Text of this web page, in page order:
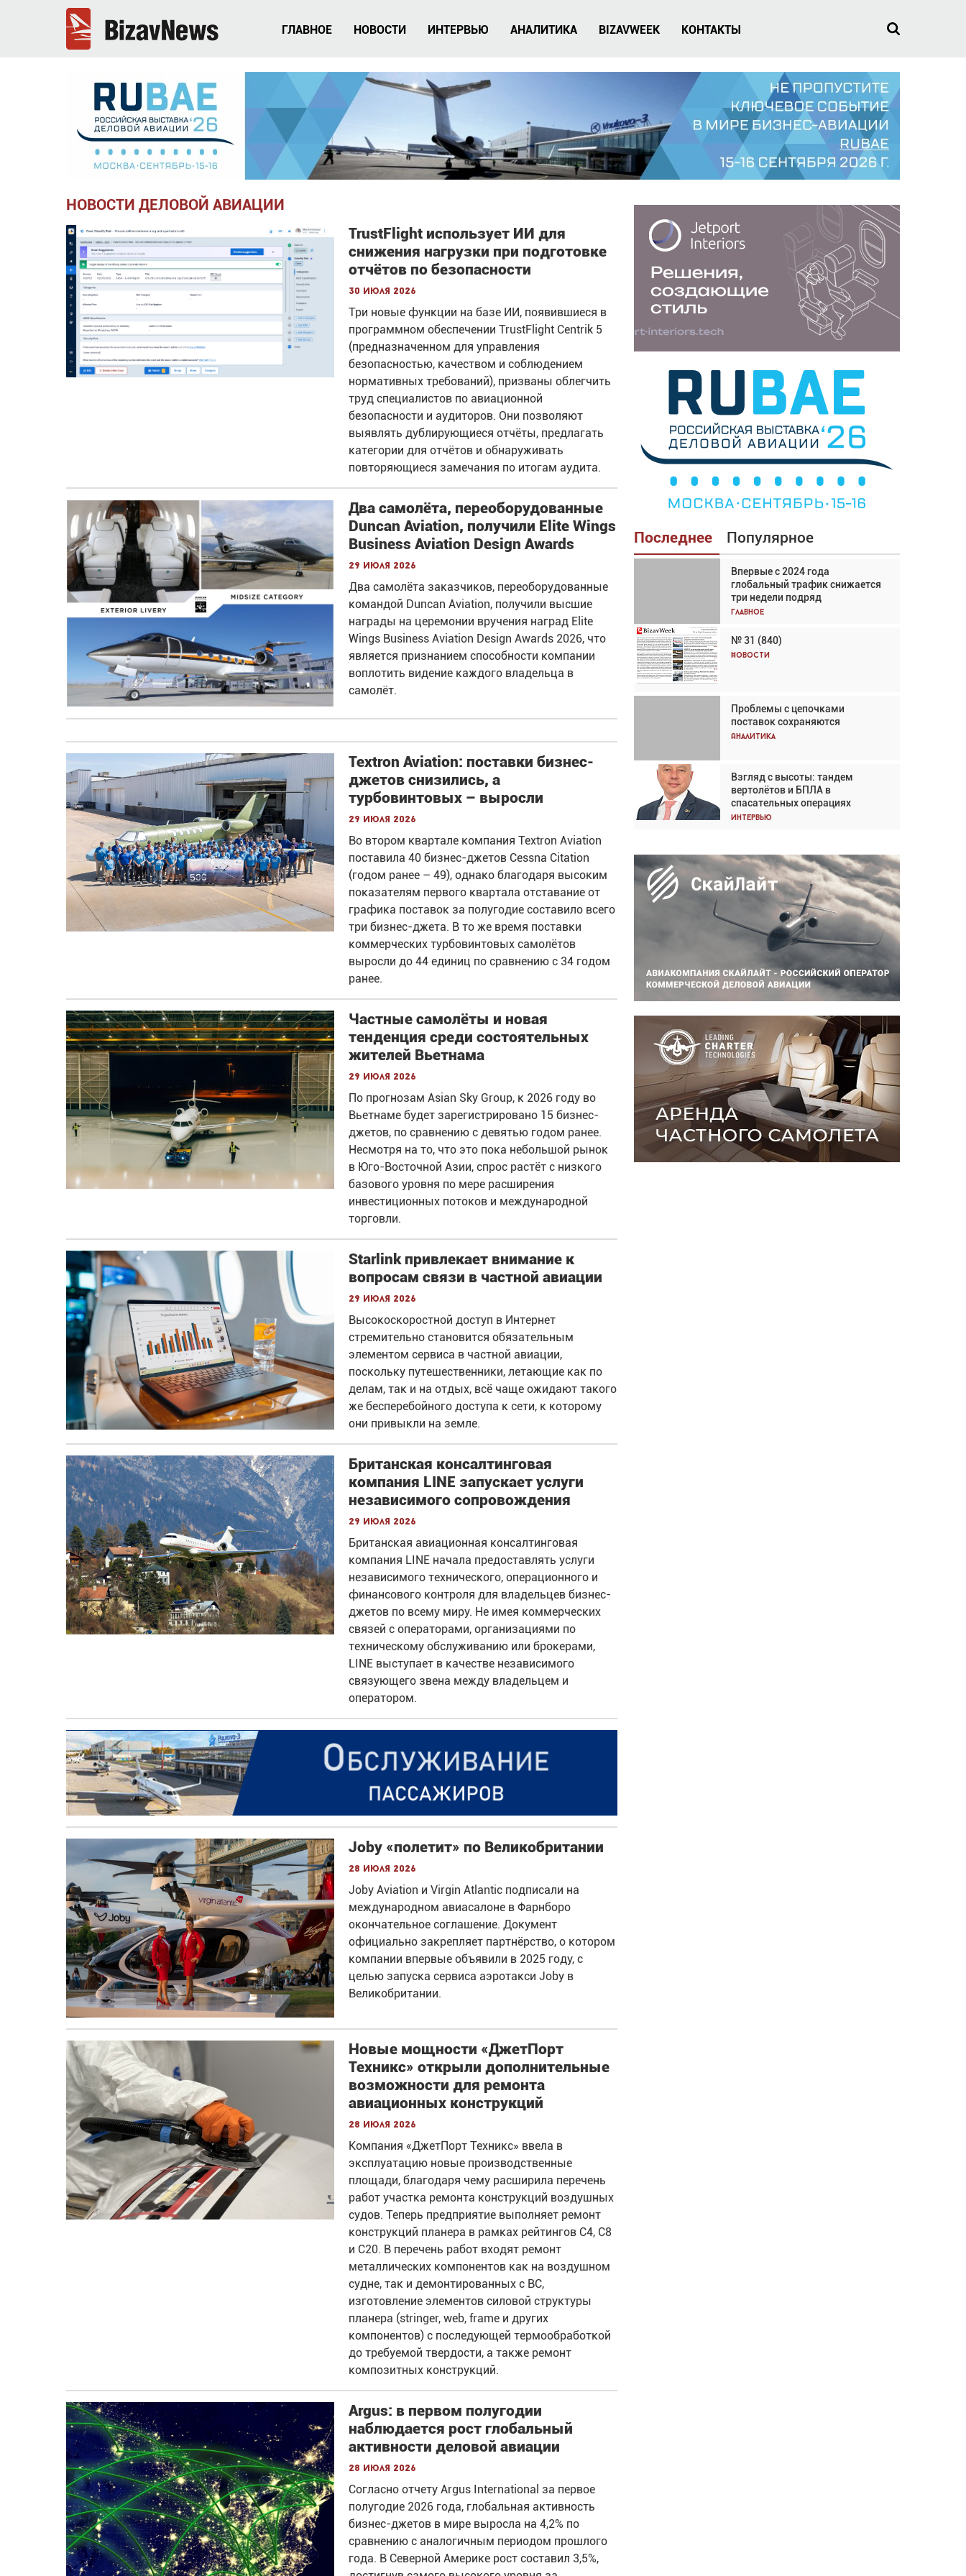
ГЛАВНОЕ НОВОСТИ ИНТЕРВЬЮ АНАЛИТИКА BIZAVWEEK КОНТАКТЫ
НОВОСТИ ДЕЛОВОЙ АВИАЦИИ
TrustFlight использует ИИ для
снижения нагрузки при подготовке
отчётов по безопасности
30 июля 2026
Три новые функции на базе ИИ, появившиеся в
программном обеспечении TrustFlight Centrik 5
(предназначенном для управления
безопасностью, качеством и соблюдением
нормативных требований), призваны облегчить
труд специалистов по авиационной
безопасности и аудиторов. Они позволяют
выявлять дублирующиеся отчёты, предлагать
категории для отчётов и обнаруживать
повторяющиеся замечания по итогам аудита.
Два самолёта, переоборудованные
Duncan Aviation, получили Elite Wings
Business Aviation Design Awards
29 июля 2026
Два самолёта заказчиков, переоборудованные
командой Duncan Aviation, получили высшие
награды на церемонии вручения наград Elite
Wings Business Aviation Design Awards 2026, что
является признанием способности компании
воплотить видение каждого владельца в
самолёт.
Textron Aviation: поставки бизнес-
джетов снизились, а
турбовинтовых – выросли
29 июля 2026
Во втором квартале компания Textron Aviation
поставила 40 бизнес-джетов Cessna Citation
(годом ранее – 49), однако благодаря высоким
показателям первого квартала отставание от
графика поставок за полугодие составило всего
три бизнес-джета. В то же время поставки
коммерческих турбовинтовых самолётов
выросли до 44 единиц по сравнению с 34 годом
ранее.
Частные самолёты и новая
тенденция среди состоятельных
жителей Вьетнама
29 июля 2026
По прогнозам Asian Sky Group, к 2026 году во
Вьетнаме будет зарегистрировано 15 бизнес-
джетов, по сравнению с девятью годом ранее.
Несмотря на то, что это пока небольшой рынок
в Юго-Восточной Азии, спрос растёт с низкого
базового уровня по мере расширения
инвестиционных потоков и международной
торговли.
Starlink привлекает внимание к
вопросам связи в частной авиации
29 июля 2026
Высокоскоростной доступ в Интернет
стремительно становится обязательным
элементом сервиса в частной авиации,
поскольку путешественники, летающие как по
делам, так и на отдых, всё чаще ожидают такого
же бесперебойного доступа к сети, к которому
они привыкли на земле.
Британская консалтинговая
компания LINE запускает услуги
независимого сопровождения
29 июля 2026
Британская авиационная консалтинговая
компания LINE начала предоставлять услуги
независимого технического, операционного и
финансового контроля для владельцев бизнес-
джетов по всему миру. Не имея коммерческих
связей с операторами, организациями по
техническому обслуживанию или брокерами,
LINE выступает в качестве независимого
связующего звена между владельцем и
оператором.
Joby «полетит» по Великобритании
28 июля 2026
Joby Aviation и Virgin Atlantic подписали на
международном авиасалоне в Фарнборо
окончательное соглашение. Документ
официально закрепляет партнёрство, о котором
компании впервые объявили в 2025 году, с
целью запуска сервиса аэротакси Joby в
Великобритании.
Новые мощности «ДжетПорт
Техникс» открыли дополнительные
возможности для ремонта
авиационных конструкций
28 июля 2026
Компания «ДжетПорт Техникс» ввела в
эксплуатацию новые производственные
площади, благодаря чему расширила перечень
работ участка ремонта конструкций воздушных
судов. Теперь предприятие выполняет ремонт
конструкций планера в рамках рейтингов С4, С8
и С20. В перечень работ входят ремонт
металлических компонентов как на воздушном
судне, так и демонтированных с ВС,
изготовление элементов силовой структуры
планера (stringer, web, frame и других
компонентов) с последующей термообработкой
до требуемой твердости, а также ремонт
композитных конструкций.
Argus: в первом полугодии
наблюдается рост глобальный
активности деловой авиации
28 июля 2026
Согласно отчету Argus International за первое
полугодие 2026 года, глобальная активность
бизнес-джетов в мире выросла на 4,2% по
сравнению с аналогичным периодом прошлого
года. В Северной Америке рост составил 3,5%,
Последнее Популярное
Впервые с 2024 года
глобальный трафик снижается
три недели подряд
Главное
№ 31 (840)
Новости
Проблемы с цепочками
поставок сохраняются
Аналитика
Взгляд с высоты: тандем
вертолётов и БПЛА в
спасательных операциях
Интервью
Взгляд с высоты: тандем
вертолётов и БПЛА в
спасательных операциях
Главное
Авиационный фотограф Дэйв
Кох: «Фотография говорит сама
Впервые с 2024 года
глобальный трафик снижается
три недели подряд
Частный самолёт – это актив.
Подходите к покупке
соответствующим образом
Интервью